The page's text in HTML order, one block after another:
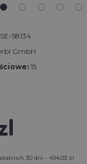
SE-58134
GmbH
15
30 dni - 494.03 zl